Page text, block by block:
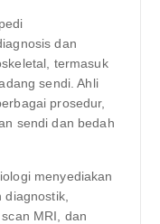
dan
termasuk
sendi. Ahli
prosedur,
sendi dan bedah
menyediakan
MRI, dan